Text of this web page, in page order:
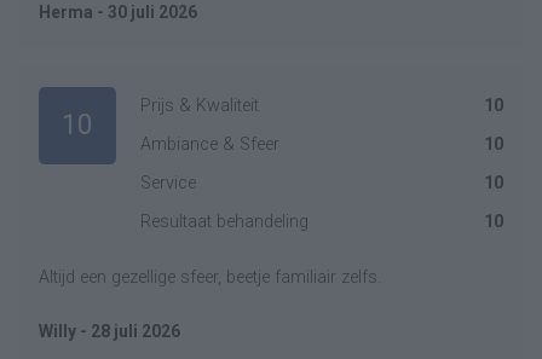
Herma - 30 juli 2026
10
Prijs & Kwaliteit
10
Ambiance & Sfeer
10
Service
10
Resultaat behandeling
10
Altijd een gezellige sfeer, beetje familiair zelfs.
Willy - 28 juli 2026